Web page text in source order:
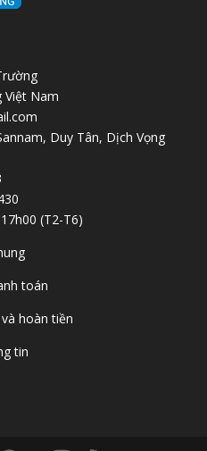
Việt Nam
Duy Tân, Dịch Vọng
(T2-T6)
toán
hoàn tiền
tin